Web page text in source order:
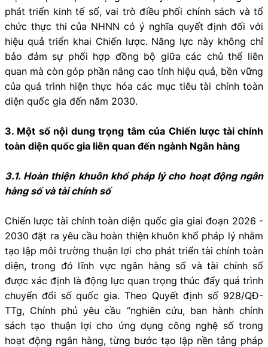
phát triển kinh tế số, vai trò điều phối chính sách và tổ
chức thực thi của NHNN có ý nghĩa quyết định đối với
hiệu quả triển khai Chiến lược. Năng lực này không chỉ
bảo đảm sự phối hợp đồng bộ giữa các chủ thể liên
quan mà còn góp phần nâng cao tính hiệu quả, bền vững
của quá trình hiện thực hóa các mục tiêu tài chính toàn
diện quốc gia đến năm 2030.
3. Một số nội dung trọng tâm của Chiến lược tài chính
toàn diện quốc gia liên quan đến ngành Ngân hàng
3.1. Hoàn thiện khuôn khổ pháp lý cho hoạt động ngân
hàng số và tài chính số
Chiến lược tài chính toàn diện quốc gia giai đoạn 2026 -
2030 đặt ra yêu cầu hoàn thiện khuôn khổ pháp lý nhằm
tạo lập môi trường thuận lợi cho phát triển tài chính toàn
diện, trong đó lĩnh vực ngân hàng số và tài chính số
được xác định là động lực quan trọng thúc đẩy quá trình
chuyển đổi số quốc gia. Theo Quyết định số 928/QĐ-
TTg, Chính phủ yêu cầu “nghiên cứu, ban hành chính
sách tạo thuận lợi cho ứng dụng công nghệ số trong
hoạt động ngân hàng, từng bước tạo lập nền tảng pháp